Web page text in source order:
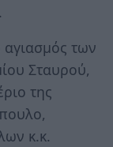
αγιασμός των
Σταυρού,
της
κ.κ.